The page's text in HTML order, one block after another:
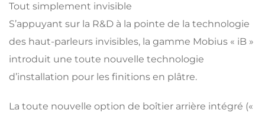
Tout simplement invisible
S’appuyant sur la R&D à la pointe de la technologie
des haut-parleurs invisibles, la gamme Mobius « iB »
introduit une toute nouvelle technologie
d’installation pour les finitions en plâtre.
La toute nouvelle option de boîtier arrière intégré («